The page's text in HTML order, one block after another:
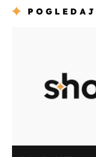
POGLEDAJ